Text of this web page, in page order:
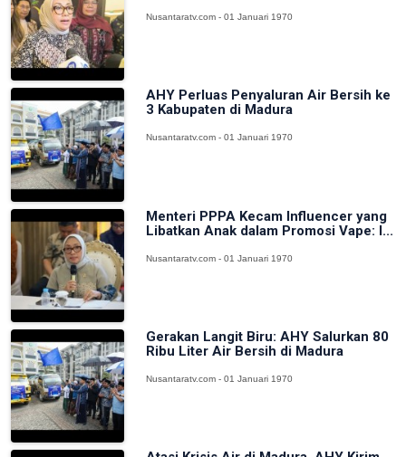
Nusantaratv.com - 01 Januari 1970
AHY Perluas Penyaluran Air Bersih ke
3 Kabupaten di Madura
Nusantaratv.com - 01 Januari 1970
Menteri PPPA Kecam Influencer yang
Libatkan Anak dalam Promosi Vape: I...
Nusantaratv.com - 01 Januari 1970
Gerakan Langit Biru: AHY Salurkan 80
Ribu Liter Air Bersih di Madura
Nusantaratv.com - 01 Januari 1970